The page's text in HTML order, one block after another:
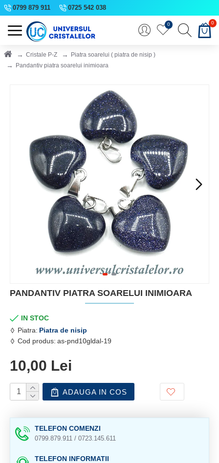
0799 879 911 0725 542 038
0 0
Cristale P-Z
Piatra soarelui ( piatra de nisip )
Pandantiv piatra soarelui inimioara
PANDANTIV PIATRA SOARELUI INIMIOARA
IN STOC
Piatra: Piatra de nisip
Cod produs: as-pnd10gldal-19
10,00 Lei
ADAUGA IN COS
TELEFON COMENZI
0799.879.911 / 0723.145.611
TELEFON INFORMATII